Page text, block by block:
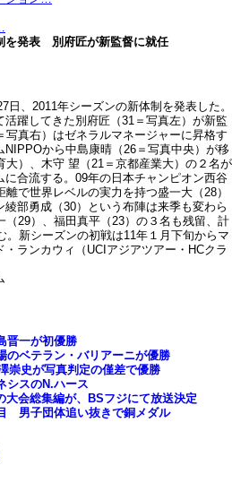
を発表 別府匠が新監督に就任
日、2011年シーズンの新体制を発表した。
躍してきた別府匠（31＝写真左）が新監
真右）はゼネラルマネージャーに昇格す
から中島康晴（26＝写真中央）が移
大）、木守 望（21＝京都産業大）の２名が
合流する。09年の日本チャンピオン西谷
で世界レベルの実力を持つ盛一大（28）
部勇成（30）という布陣は来季も変わら
29）、福田真平（23）の３名も残留、計
。新シーズンの初戦は11年１月下旬からマ
ランカウィ（UCIアジアツアー・HCクラ
晋一が初優勝
ベテラン・バリアーニが優勝
史が写真判定の僅差で優勝
シスのN.ハース
大会総集編が、BSフジにて放送決定
男子団体追い抜きで銅メダル